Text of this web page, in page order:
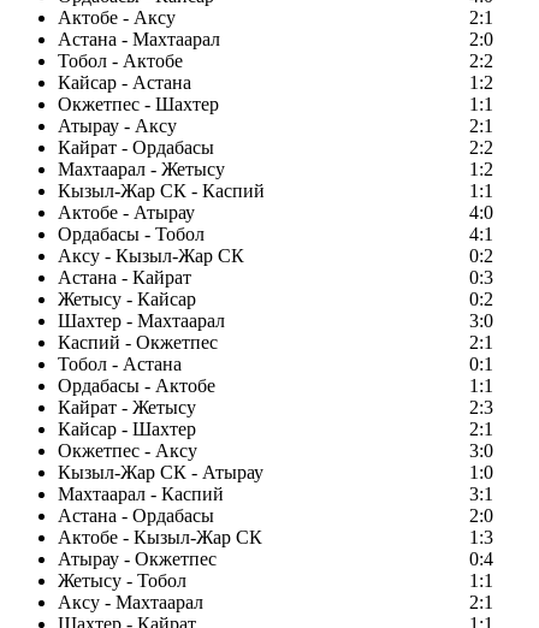
Актобе - Аксу
2:1
Астана - Махтаарал
2:0
Тобол - Актобе
2:2
Кайсар - Астана
1:2
Окжетпес - Шахтер
1:1
Атырау - Аксу
2:1
Кайрат - Ордабасы
2:2
Махтаарал - Жетысу
1:2
Кызыл-Жар СК - Каспий
1:1
Актобе - Атырау
4:0
Ордабасы - Тобол
4:1
Аксу - Кызыл-Жар СК
0:2
Астана - Кайрат
0:3
Жетысу - Кайсар
0:2
Шахтер - Махтаарал
3:0
Каспий - Окжетпес
2:1
Тобол - Астана
0:1
Ордабасы - Актобе
1:1
Кайрат - Жетысу
2:3
Кайсар - Шахтер
2:1
Окжетпес - Аксу
3:0
Кызыл-Жар СК - Атырау
1:0
Махтаарал - Каспий
3:1
Астана - Ордабасы
2:0
Актобе - Кызыл-Жар СК
1:3
Атырау - Окжетпес
0:4
Жетысу - Тобол
1:1
Аксу - Махтаарал
2:1